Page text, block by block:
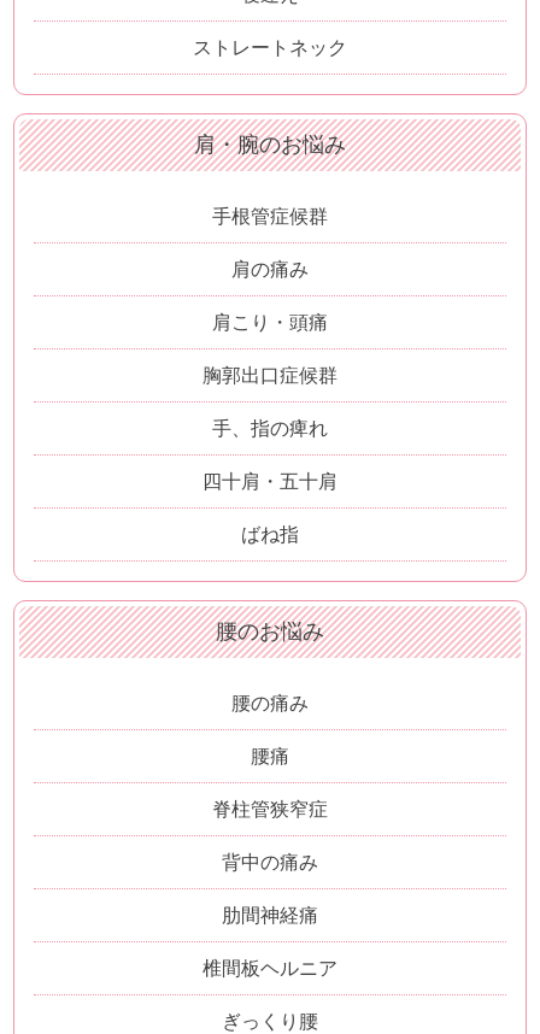
ストレートネック
肩・腕のお悩み
手根管症候群
肩の痛み
肩こり・頭痛
胸郭出口症候群
手、指の痺れ
四十肩・五十肩
ばね指
腰のお悩み
腰の痛み
腰痛
脊柱管狭窄症
背中の痛み
肋間神経痛
椎間板ヘルニア
ぎっくり腰